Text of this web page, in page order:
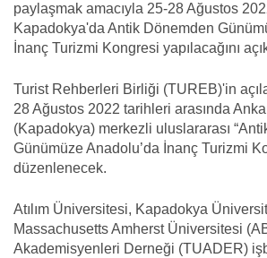
paylaşmak amacıyla 25-28 Ağustos
Kapadokya'da Antik Dönemden
İnanç Turizmi Kongresi yapılacağını
Turist Rehberleri Birliği (TUREB)'in
28 Ağustos 2022 tarihleri arasında
(Kapadokya) merkezli uluslararası
Günümüze Anadolu’da İnanç Turizmi
düzenlenecek.
Atılım Üniversitesi, Kapadokya
Massachusetts Amherst Üniversitesi
Akademisyenleri Derneği (TUADER)